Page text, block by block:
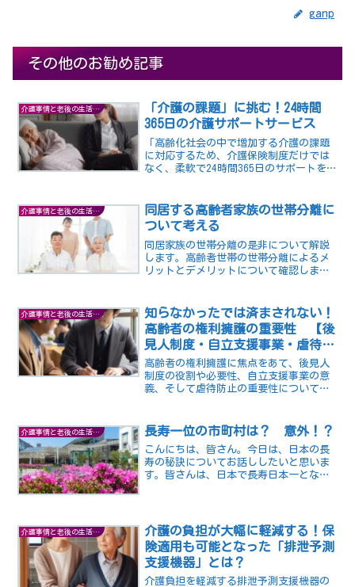
ganp
その他のお勧め記事
介護事情と老後の生活の知恵
「介護の課題」に挑む！24時間
365日の介護サポートサービス
「高齢化社会の中で増加する介護の課題
に対応するため、介護保険制度だけでは
なく、柔軟で24時間365日のサポートを提
って、これらの新しい選択肢が安心感を
もたらし、介護負担を軽減する可能性が
広がっています。」
介護事情と老後の生活の知恵
同居する高齢者家族の世帯分離に
ついて考える
同居家族の世帯分離の是非について解説
します。高齢者世帯の世帯分離によるメ
リットとデメリットについて確認しまし
介護事情と老後の生活の知恵
知らなかったでは済まされない！
高齢者の権利擁護の重要性 【後
見人制度・自立支援事業・虐待防
止】
高齢者の権利擁護に焦点をあて、後見人
制度の役割や必要性、自立支援事業の意
義、そして虐待防止の重要性についての
厳を守り、健全な社会を築くために必要
な情報が提供されています。
介護事情と老後の生活の知恵 長寿一位の市町村は？ 意外！？
こんにちは、皆さん。今日は、日本の長
寿の秘訣についてお話ししたいと思いま
す。皆さんは、日本で長寿日本一となっ
な？）そのどちらでもあ...
介護事情と老後の生活の知恵
介護の負担が大幅に軽減する！保
険適用も可能となった「排泄予測
支援機器」とは？
介護負担を軽減する排泄予測支援機器の